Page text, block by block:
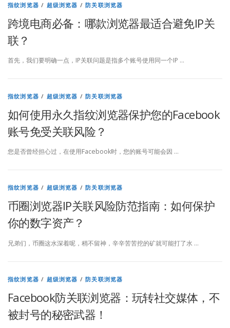
指纹浏览器 / 超级浏览器 /防关联浏览器
跨境电商必备：哪款浏览器最适合避免IP关
联？
首先，我们要明确一点，IP关联问题是指多个账号使用同一个IP …
指纹浏览器 / 超级浏览器 /防关联浏览器
如何使用永久指纹浏览器保护您的Facebook
账号免受关联风险？
您是否曾经担心过，在使用Facebook时，您的账号可能会因 …
指纹浏览器 / 超级浏览器 /防关联浏览器
币圈浏览器IP关联风险防范指南：如何保护
你的数字资产？
兄弟们，币圈这水深着呢，稍不留神，辛辛苦苦挖的矿就可能打了水 …
指纹浏览器 / 超级浏览器 /防关联浏览器
Facebook防关联浏览器：玩转社交媒体，不
被封号的秘密武器！